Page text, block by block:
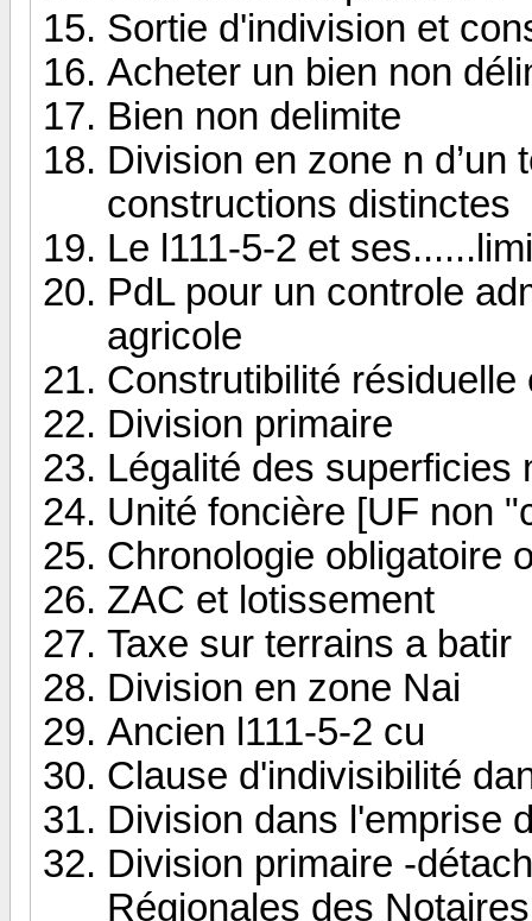
Sortie d'indivision et
Acheter un bien non
Bien non delimite
Division en zone n d’un
constructions distinctes
Le l111-5-2 et
PdL pour un controle
agricole
Construtibilité
Division primaire
Légalité des superficies
Unité foncière [UF non
Chronologie obligatoire
ZAC et lotissement
Taxe sur terrains a batir
Division en zone Nai
Ancien l111-5-2 cu
Clause d'indivisibilité
Division dans l'emprise
Division primaire -
Régionales des Notaires